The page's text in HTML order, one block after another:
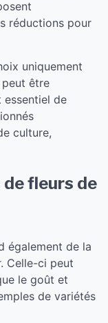
réductions pour
uniquement
être
essentiel de
culture,
fleurs de
également de la
Celle-ci peut
le goût et
de variétés